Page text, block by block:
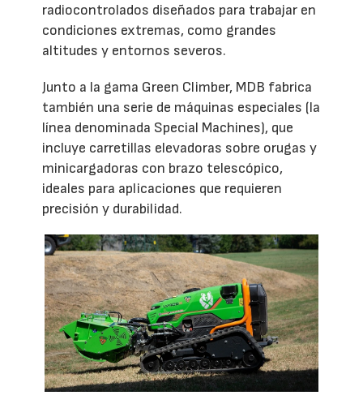
radiocontrolados diseñados para trabajar en
condiciones extremas, como grandes
altitudes y entornos severos.
Junto a la gama Green Climber, MDB fabrica
también una serie de máquinas especiales (la
línea denominada Special Machines), que
incluye carretillas elevadoras sobre orugas y
minicargadoras con brazo telescópico,
ideales para aplicaciones que requieren
precisión y durabilidad.